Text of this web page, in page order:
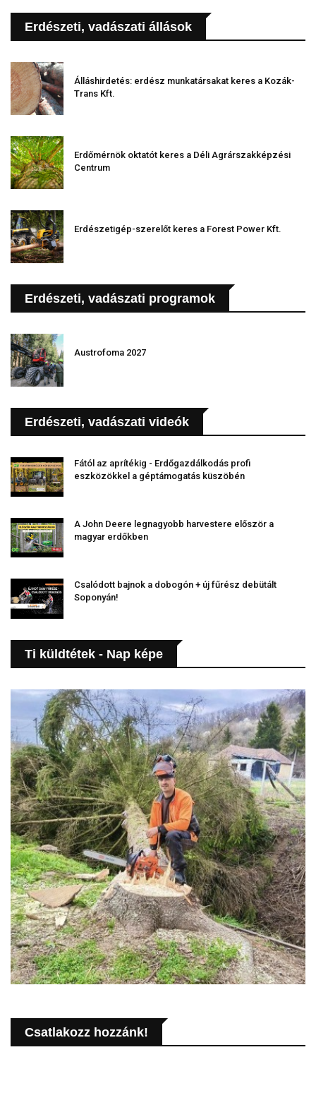
Erdészeti, vadászati állások
Álláshirdetés: erdész munkatársakat keres a Kozák-
Trans Kft.
Erdőmérnök oktatót keres a Déli Agrárszakképzési
Centrum
Erdészetigép-szerelőt keres a Forest Power Kft.
Erdészeti, vadászati programok
Austrofoma 2027
Erdészeti, vadászati videók
Fától az aprítékig - Erdőgazdálkodás profi
eszközökkel a géptámogatás küszöbén
A John Deere legnagyobb harvestere először a
magyar erdőkben
Csalódott bajnok a dobogón + új fűrész debütált
Soponyán!
Ti küldtétek - Nap képe
Csatlakozz hozzánk!